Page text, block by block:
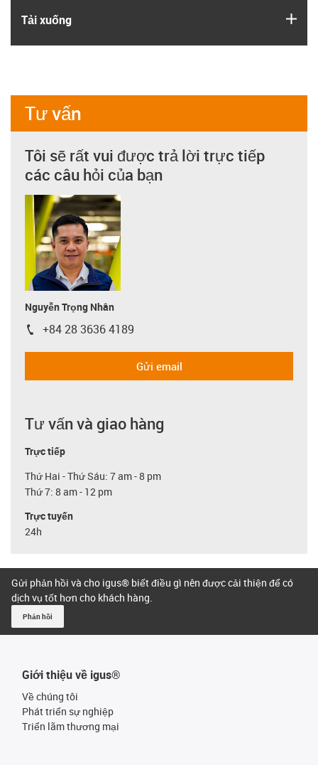
Tải xuống
Tư vấn
Tôi sẽ rất vui được trả lời trực tiếp
các câu hỏi của bạn
Nguyễn Trọng Nhân
igus-icon-phone
+84 28 3636 4189
Gửi email
Tư vấn và giao hàng
Trực tiếp
Thứ Hai - Thứ Sáu: 7 am - 8 pm
Thứ 7: 8 am - 12 pm
Trực tuyến
24h
Gửi phản hồi và cho igus® biết điều gì nên được cải thiện để có
dịch vụ tốt hơn cho khách hàng.
Phản hồi
Giới thiệu về igus®
Về chúng tôi
Phát triển sự nghiệp
Triển lãm thương mại